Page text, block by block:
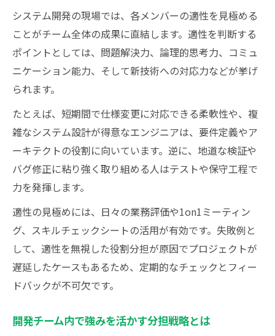
システム開発の現場では、各メンバーの適性を見極める
ことがチーム全体の成果に直結します。適性を判断する
ポイントとしては、問題解決力、論理的思考力、コミュ
ニケーション能力、そして新技術への対応力などが挙げ
られます。
たとえば、短期間で仕様変更に対応できる柔軟性や、複
雑なシステム設計が得意なエンジニアは、要件定義やア
ーキテクトの役割に向いています。逆に、地道な検証や
バグ修正に粘り強く取り組める人はテストや保守工程で
力を発揮します。
適性の見極めには、日々の業務評価や1on1ミーティン
グ、スキルチェックシートの活用が有効です。失敗例と
して、適性を無視した役割分担が原因でプロジェクトが
遅延したケースもあるため、定期的なチェックとフィー
ドバックが不可欠です。
開発チーム内で強みを活かす分担戦略とは